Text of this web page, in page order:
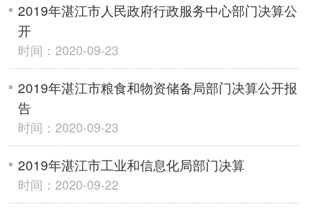
2019年湛江市人民政府行政服务中心部门决算公
开
时间：2020-09-23
2019年湛江市粮食和物资储备局部门决算公开报
告
时间：2020-09-23
2019年湛江市工业和信息化局部门决算
时间：2020-09-22